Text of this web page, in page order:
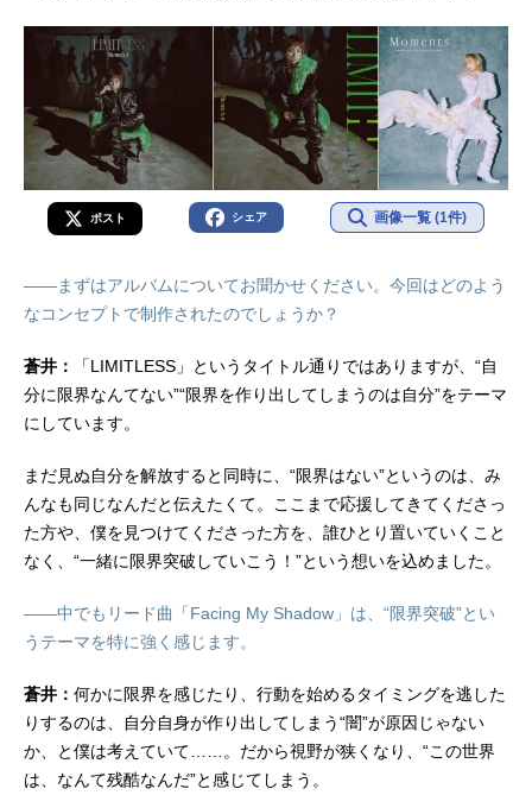
ポスト シェア 画像一覧 (1件)
――まずはアルバムについてお聞かせください。今回はどのよう
なコンセプトで制作されたのでしょうか？
蒼井：
「LIMITLESS」というタイトル通りではありますが、“自
分に限界なんてない”“限界を作り出してしまうのは自分”をテーマ
にしています。
まだ見ぬ自分を解放すると同時に、“限界はない”というのは、み
んなも同じなんだと伝えたくて。ここまで応援してきてくださっ
た方や、僕を見つけてくださった方を、誰ひとり置いていくこと
なく、“一緒に限界突破していこう！”という想いを込めました。
――中でもリード曲「Facing My Shadow」は、“限界突破”とい
うテーマを特に強く感じます。
蒼井： 何かに限界を感じたり、行動を始めるタイミングを逃した
りするのは、自分自身が作り出してしまう“闇”が原因じゃない
か、と僕は考えていて……。だから視野が狭くなり、“この世界
は、なんて残酷なんだ”と感じてしまう。